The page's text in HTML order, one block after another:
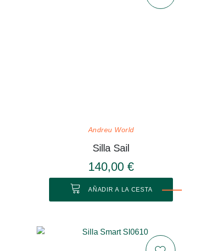
Andreu World
Silla Sail
140,00 €
AÑADIR A LA CESTA